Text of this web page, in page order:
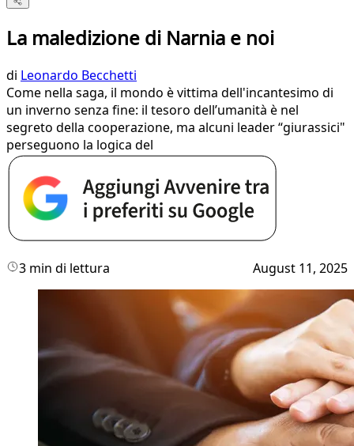
La maledizione di Narnia e noi
di Leonardo Becchetti
Come nella saga, il mondo è vittima dell'incantesimo di
un inverno senza fine: il tesoro dell’umanità è nel
segreto della cooperazione, ma alcuni leader “giurassici"
perseguono la logica del
3 min di lettura August 11, 2025